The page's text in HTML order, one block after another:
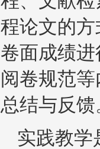
程论文的
卷面成绩
阅卷规范
总结与反馈
实践教学